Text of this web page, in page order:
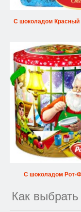
С шоколадом Красный
С шоколадом Рот-
Как